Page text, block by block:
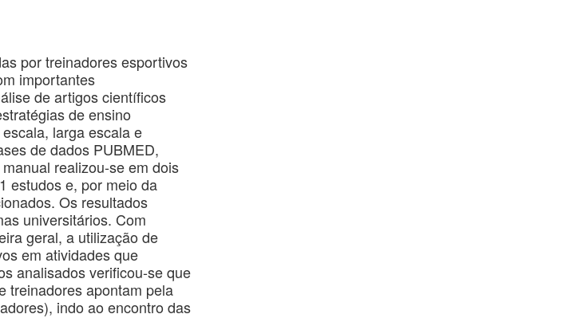
por treinadores esportivos
importantes
de artigos científicos
de ensino
larga escala e
de dados PUBMED,
realizou-se em dois
estudos e, por meio da
Os resultados
universitários. Com
geral, a utilização de
em atividades que
analisados verificou-se que
treinadores apontam pela
indo ao encontro das